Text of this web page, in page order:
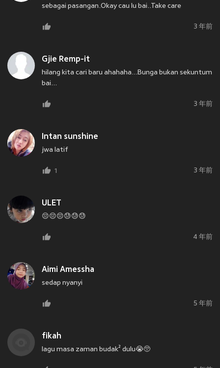
sebagai pasangan.Okay cau lu bai..Take care
3 年前
Gjie Remp-it
hilang kita cari baru ahahaha...Bunga bukan sekuntum
bai...
3 年前
Intan sunshine
jwa latif
1 3 年前
ULET
😔😔😔😓😓😓
4 年前
Aimi Amessha
sedap nyanyi
5 年前
fikah
lagu masa zaman budak² dulu😭🥺